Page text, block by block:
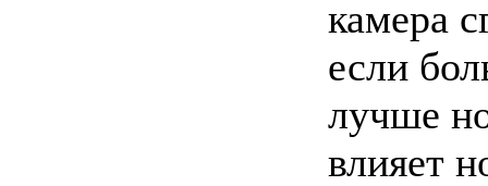
камера
если
лучше
влияет